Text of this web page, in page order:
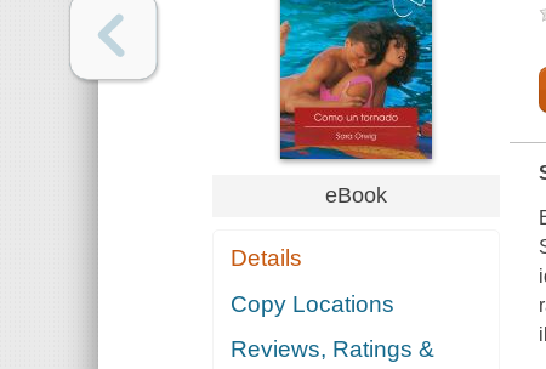
eBook
Details
Copy Locations
Reviews, Ratings &